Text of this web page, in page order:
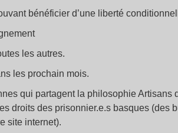
bénéficier d’une liberté
les autres.
les prochain mois.
qui partagent la philosophie Artisans
droits des prisonnier.e.s basques (des
site internet).